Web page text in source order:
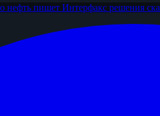
нефть пишет Интерфакс решения